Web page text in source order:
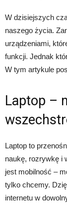
W dzisiejszych
naszego życia.
urządzeniami,
funkcji. Jednak
W tym artykule
Laptop –
Laptop to
naukę, rozrywkę i
jest mobilność –
tylko chcemy.
internetu w